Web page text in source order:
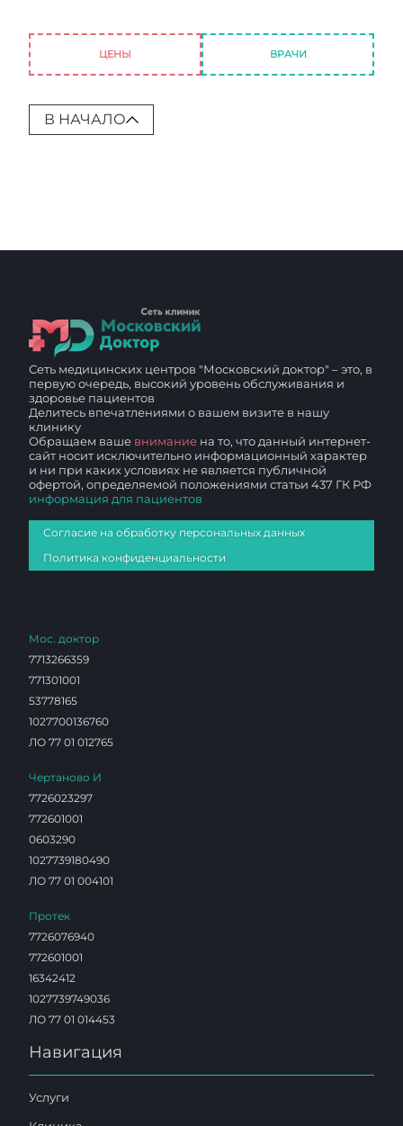
ЦЕНЫ ВРАЧИ
В НАЧАЛО
Сеть медицинских центров "Московский доктор" – это, в
первую очередь, высокий уровень обслуживания и
здоровье пациентов
Делитесь впечатлениями о вашем визите в нашу
клинику
Обращаем ваше внимание на то, что данный интернет-
сайт носит исключительно информационный характер
и ни при каких условиях не является публичной
офертой, определяемой положениями статьи 437 ГК РФ
информация для пациентов
Согласие на обработку персональных данных
Политика конфиденциальности
Мос. доктор
7713266359
771301001
53778165
1027700136760
ЛО 77 01 012765
Чертаново И
7726023297
772601001
0603290
1027739180490
ЛО 77 01 004101
Протек
7726076940
772601001
16342412
1027739749036
ЛО 77 01 014453
Навигация
Услуги